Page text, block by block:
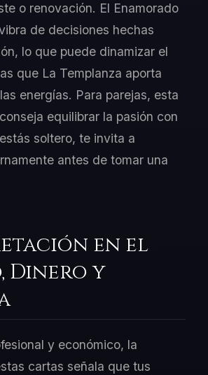
o renovación. El Enamorado
de decisiones hechas
lo que puede dinamizar el
que La Templanza aporta
energías. Para parejas, esta
equilibrar la pasión con
soltero, te invita a
antes de tomar una
en el
Dinero y
y económico, la
cartas señala que tus